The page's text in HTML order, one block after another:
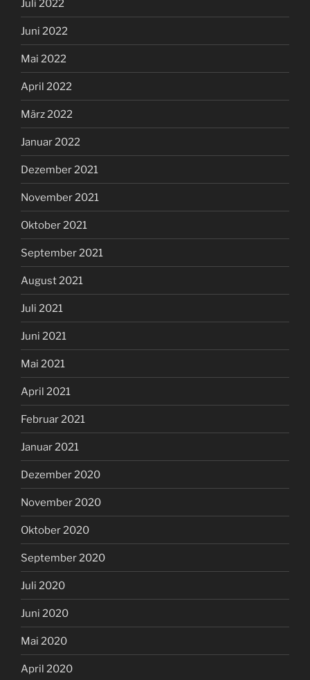
Dezember 2021
November 2021
Oktober 2021
September 2021
August 2021
Juli 2021
Juni 2021
Mai 2021
April 2021
Februar 2021
Januar 2021
Dezember 2020
November 2020
Oktober 2020
September 2020
Juli 2020
Juni 2020
Mai 2020
April 2020
März 2020
Februar 2020
Januar 2020
Dezember 2019
November 2019
September 2019